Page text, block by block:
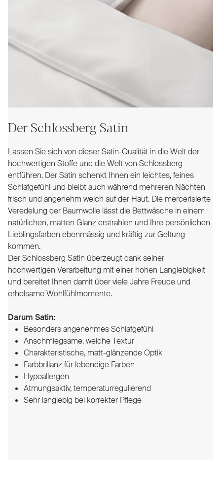
Der Schlossberg Satin
Lassen Sie sich von dieser Satin-Qualität in die Welt der
hochwertigen Stoffe und die Welt von Schlossberg
entführen. Der Satin schenkt Ihnen ein leichtes, feines
Schlafgefühl und bleibt auch während mehreren Nächten
frisch und angenehm weich auf der Haut. Die mercerisierte
Veredelung der Baumwolle lässt die Bettwäsche in einem
natürlichen, matten Glanz erstrahlen und Ihre persönlichen
Lieblingsfarben ebenmässig und kräftig zur Geltung
kommen.
Der Schlossberg Satin überzeugt dank seiner
hochwertigen Verarbeitung mit einer hohen Langlebigkeit
und bereitet Ihnen damit über viele Jahre Freude und
erholsame Wohlfühlmomente.
Darum Satin:
Besonders angenehmes Schlafgefühl
Anschmiegsame, weiche Textur
Charakteristische, matt-glänzende Optik
Farbbrillanz für lebendige Farben
Hypoallergen
Atmungsaktiv, temperaturregulierend
Sehr langlebig bei korrekter Pflege